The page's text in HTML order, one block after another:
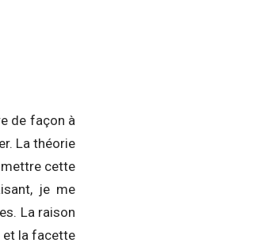
de façon à
La théorie
mettre cette
je me
La raison
et la facette